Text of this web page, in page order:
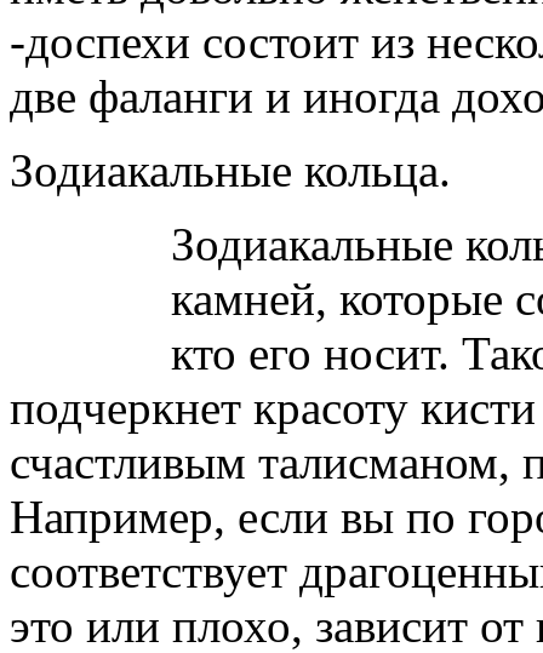
-доспехи состоит из
две фаланги и иногда
Зодиакальные кольца.
Зодиакальные
камней, которые
кто его носит.
подчеркнет красоту
счастливым талисманом,
Например, если вы по
соответствует
это или плохо, зависит